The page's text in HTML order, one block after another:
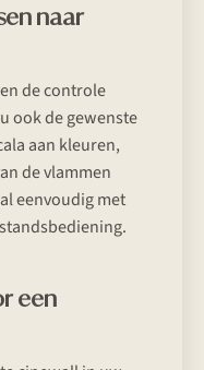
naar
de controle
ook de gewenste
aan kleuren,
de vlammen
eenvoudig met
een